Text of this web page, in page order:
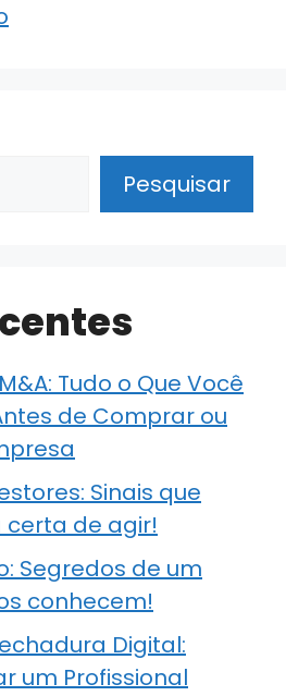
Pesquisar
Tudo o Que Você
de Comprar ou
Sinais que
de agir!
Segredos de um
conhecem!
Digital:
um Profissional